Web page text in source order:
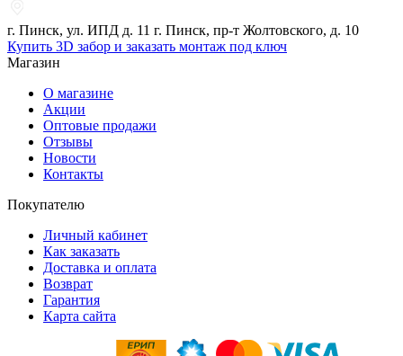
г. Пинск, ул. ИПД д. 11 г. Пинск, пр-т Жолтовского, д. 10
Купить 3D забор и заказать монтаж под ключ
Магазин
О магазине
Акции
Оптовые продажи
Отзывы
Новости
Контакты
Покупателю
Личный кабинет
Как заказать
Доставка и оплата
Возврат
Гарантия
Карта сайта